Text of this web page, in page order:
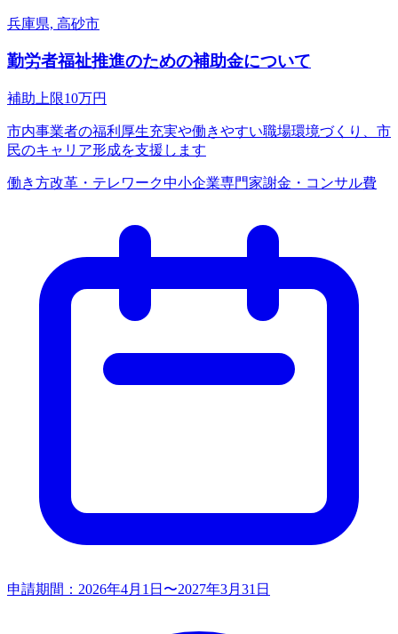
兵庫県, 高砂市
勤労者福祉推進のための補助金について
補助上限10万円
市内事業者の福利厚生充実や働きやすい職場環境づくり、市
民のキャリア形成を支援します
働き方改革・テレワーク中小企業専門家謝金・コンサル費
申請期間： 2026年4月1日〜2027年3月31日